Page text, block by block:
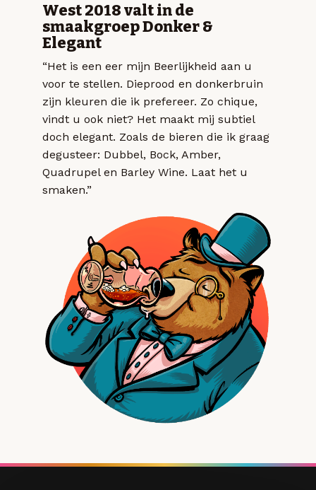
West 2018 valt in de
smaakgroep Donker &
Elegant
“Het is een eer mijn Beerlijkheid aan u
voor te stellen. Dieprood en donkerbruin
zijn kleuren die ik prefereer. Zo chique,
vindt u ook niet? Het maakt mij subtiel
doch elegant. Zoals de bieren die ik graag
degusteer: Dubbel, Bock, Amber,
Quadrupel en Barley Wine. Laat het u
smaken.”